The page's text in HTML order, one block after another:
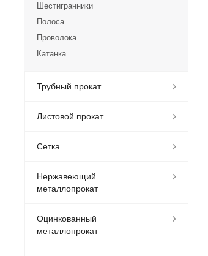
Шестигранники
Полоса
Проволока
Катанка
Трубный прокат
Листовой прокат
Сетка
Нержавеющий
металлопрокат
Оцинкованный
металлопрокат